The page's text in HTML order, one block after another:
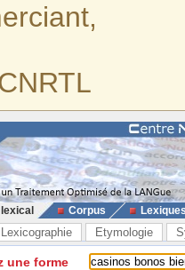
Corpus
Lexicographie Etymologie
une forme